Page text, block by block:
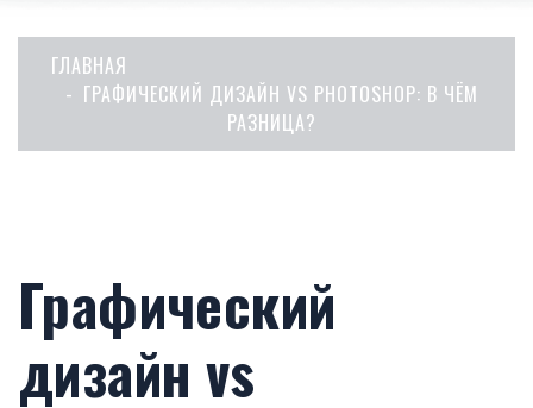
ГЛАВНАЯ
ГРАФИЧЕСКИЙ ДИЗАЙН VS PHOTOSHOP: В ЧЁМ
РАЗНИЦА?
Графический
дизайн vs